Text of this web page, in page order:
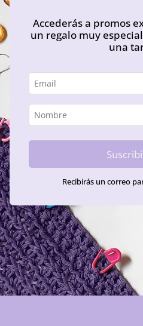
Accederás a promos
un regalo muy
una
Recibirás un correo